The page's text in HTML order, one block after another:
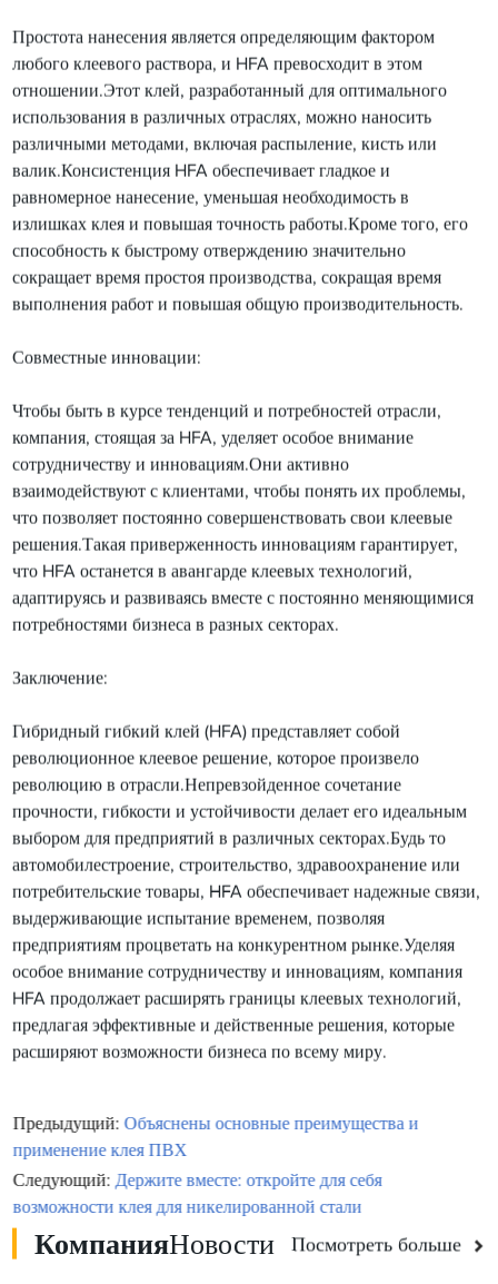
Простота нанесения является определяющим фактором
любого клеевого раствора, и HFA превосходит в этом
отношении.Этот клей, разработанный для оптимального
использования в различных отраслях, можно наносить
различными методами, включая распыление, кисть или
валик.Консистенция HFA обеспечивает гладкое и
равномерное нанесение, уменьшая необходимость в
излишках клея и повышая точность работы.Кроме того, его
способность к быстрому отверждению значительно
сокращает время простоя производства, сокращая время
выполнения работ и повышая общую производительность.
Совместные инновации:
Чтобы быть в курсе тенденций и потребностей отрасли,
компания, стоящая за HFA, уделяет особое внимание
сотрудничеству и инновациям.Они активно
взаимодействуют с клиентами, чтобы понять их проблемы,
что позволяет постоянно совершенствовать свои клеевые
решения.Такая приверженность инновациям гарантирует,
что HFA останется в авангарде клеевых технологий,
адаптируясь и развиваясь вместе с постоянно меняющимися
потребностями бизнеса в разных секторах.
Заключение:
Гибридный гибкий клей (HFA) представляет собой
революционное клеевое решение, которое произвело
революцию в отрасли.Непревзойденное сочетание
прочности, гибкости и устойчивости делает его идеальным
выбором для предприятий в различных секторах.Будь то
автомобилестроение, строительство, здравоохранение или
потребительские товары, HFA обеспечивает надежные связи,
выдерживающие испытание временем, позволяя
предприятиям процветать на конкурентном рынке.Уделяя
особое внимание сотрудничеству и инновациям, компания
HFA продолжает расширять границы клеевых технологий,
предлагая эффективные и действенные решения, которые
расширяют возможности бизнеса по всему миру.
Предыдущий: Объяснены основные преимущества и
применение клея ПВХ
Следующий: Держите вместе: откройте для себя
возможности клея для никелированной стали
КомпанияНовости Посмотреть больше